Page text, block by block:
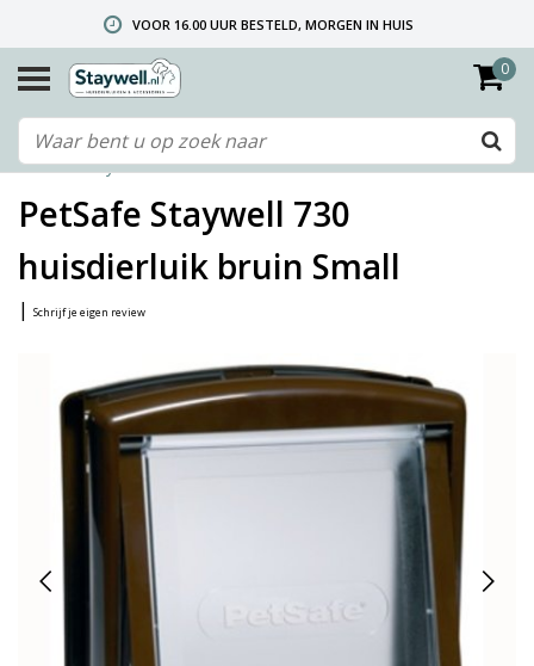
VOOR 16.00 UUR BESTELD, MORGEN IN HUIS
GRATIS VERZENDING VANAF € 40,- (ALLEEN NEDERLAND)
TELEFONISCHE HELPDESK 010 492 02 35 (LET OP: WIJ ZIJN NIET DE FABRIKANT! ZIE KLANTENSERVICE-INFO)
0
Home/Staywell 730 huisdierluik bruin Small
PetSafe Staywell 730
huisdierluik bruin Small
| Schrijf je eigen review